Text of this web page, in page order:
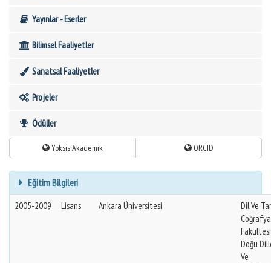
Yayınlar - Eserler
Bilimsel Faaliyetler
Sanatsal Faaliyetler
Projeler
Ödüller
Yöksis Akademik ORCID
Eğitim Bilgileri
2005-2009 Lisans Ankara Üniversitesi
Dil Ve
Coğrafya
Doğu
Ve